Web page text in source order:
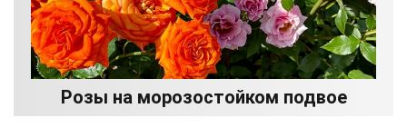
Розы на морозостойком подвое